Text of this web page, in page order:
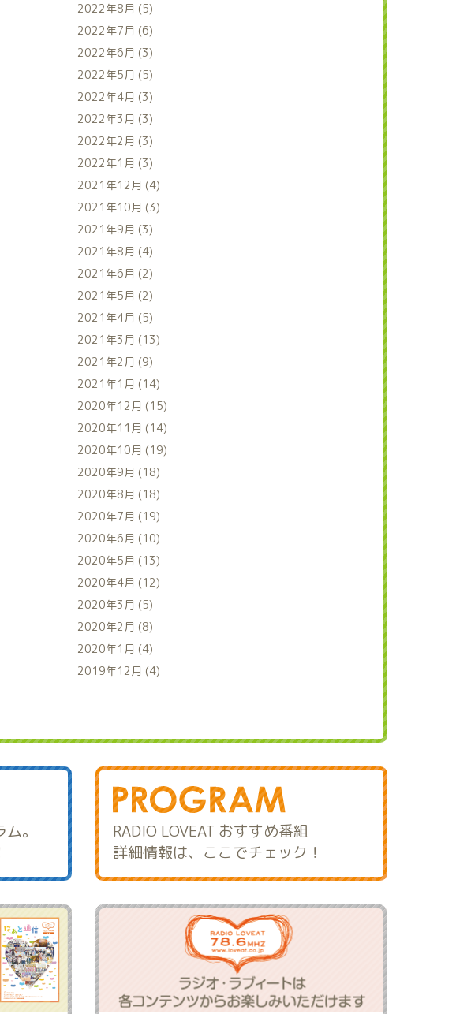
2022年8月 (5)
2022年7月 (6)
2022年6月 (3)
2022年5月 (5)
2022年4月 (3)
2022年3月 (3)
2022年2月 (3)
2022年1月 (3)
2021年12月 (4)
2021年10月 (3)
2021年9月 (3)
2021年8月 (4)
2021年6月 (2)
2021年5月 (2)
2021年4月 (5)
2021年3月 (13)
2021年2月 (9)
2021年1月 (14)
2020年12月 (15)
2020年11月 (14)
2020年10月 (19)
2020年9月 (18)
2020年8月 (18)
2020年7月 (19)
2020年6月 (10)
2020年5月 (13)
2020年4月 (12)
2020年3月 (5)
2020年2月 (8)
2020年1月 (4)
2019年12月 (4)
。
RADIO LOVEAT おすすめ番組
詳細情報は、ここでチェック！